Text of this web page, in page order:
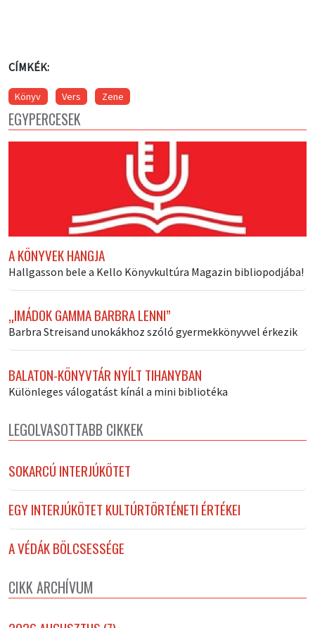
CÍMKÉK:
Könyv Vers Zene
EGYPERCESEK
A KÖNYVEK HANGJA
Hallgasson bele a Kello Könyvkultúra Magazin bibliopodjába!
„IMÁDOK GAMMA BARBRA LENNI”
Barbra Streisand unokákhoz szóló gyermekkönyvvel érkezik
BALATON-KÖNYVTÁR NYÍLT TIHANYBAN
Különleges válogatást kínál a mini bibliotéka
LEGOLVASOTTABB CIKKEK
SOKARCÚ INTERJÚKÖTET
EGY INTERJÚKÖTET KULTÚRTÖRTÉNETI ÉRTÉKEI
A VÉDÁK BÖLCSESSÉGE
CIKK ARCHÍVUM